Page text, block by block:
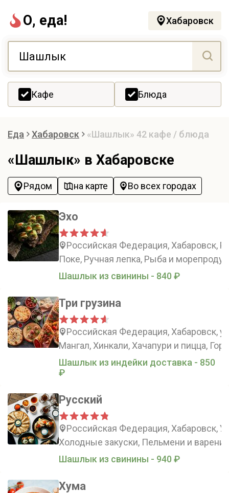
О, еда! Хабаровск
Кафе Блюда
Еда Хабаровск «Шашлык» 42 кафе / блюда
«Шашлык» в Хабаровске
Рядом на карте Во всех городах
Эхо
Российская Федерация, Хабаровск,
Поке, Ручная лепка, Рыба и
Шашлык из свинины - 840 ₽
Три грузина
Российская Федерация, Хабаровск,
Мангал, Хинкали, Хачапури и пицца,
Шашлык из индейки доставка - 850
₽
Русский
Российская Федерация, Хабаровск,
Холодные закуски, Пельмени и
Шашлык из свинины - 940 ₽
Хума